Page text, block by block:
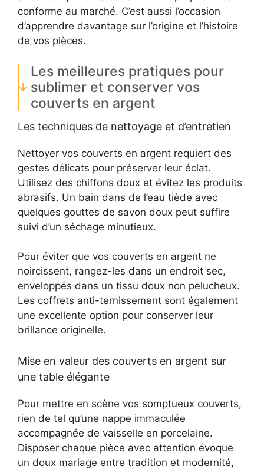
conforme au marché. C’est aussi l’occasion
d’apprendre davantage sur l’origine et l’histoire
de vos pièces.
Les meilleures pratiques pour
sublimer et conserver vos
couverts en argent
Les techniques de nettoyage et d’entretien
Nettoyer vos couverts en argent requiert des
gestes délicats pour préserver leur éclat.
Utilisez des chiffons doux et évitez les produits
abrasifs. Un bain dans de l’eau tiède avec
quelques gouttes de savon doux peut suffire
suivi d’un séchage minutieux.
Pour éviter que vos couverts en argent ne
noircissent, rangez-les dans un endroit sec,
enveloppés dans un tissu doux non pelucheux.
Les coffrets anti-ternissement sont également
une excellente option pour conserver leur
brillance originelle.
Mise en valeur des couverts en argent sur
une table élégante
Pour mettre en scène vos somptueux couverts,
rien de tel qu’une nappe immaculée
accompagnée de vaisselle en porcelaine.
Disposer chaque pièce avec attention évoque
un doux mariage entre tradition et modernité,